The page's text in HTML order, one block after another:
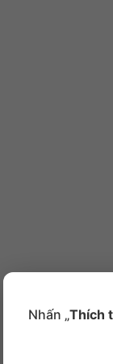
Nhấn „Thích